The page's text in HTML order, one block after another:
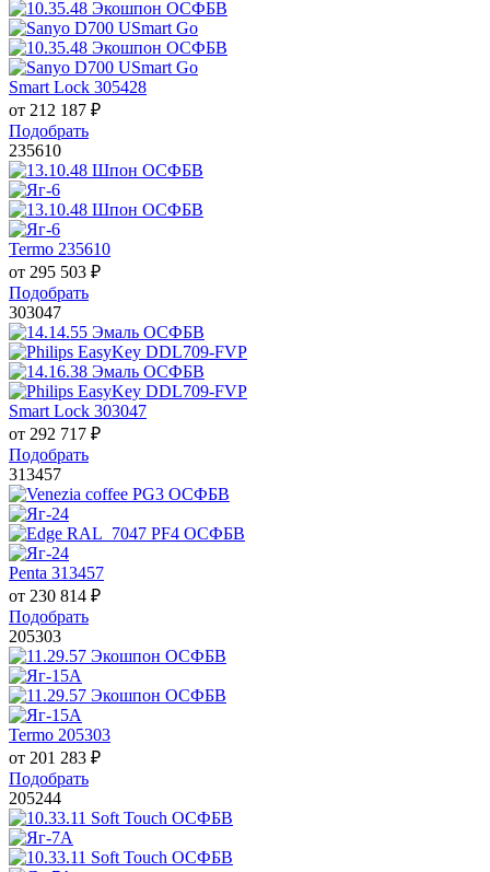
Smart Lock 305428
от 212 187 ₽
Подобрать
235610
Termo 235610
от 295 503 ₽
Подобрать
303047
Smart Lock 303047
от 292 717 ₽
Подобрать
313457
Penta 313457
от 230 814 ₽
Подобрать
205303
Termo 205303
от 201 283 ₽
Подобрать
205244